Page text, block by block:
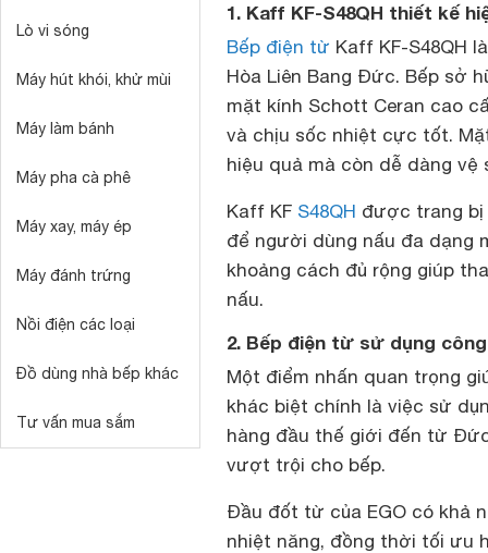
Lò vi sóng
Máy hút khói, khử mùi
Máy làm bánh
Máy pha cà phê
Máy xay, máy ép
Máy đánh trứng
Nồi điện các loại
Đồ dùng nhà bếp khác
Tư vấn mua sắm
1. Kaff KF-S48QH thiết kế
Bếp điện từ Kaff KF-S48QH
Hòa Liên Bang Đức. Bếp sở
mặt kính Schott Ceran cao
và chịu sốc nhiệt cực tốt.
hiệu quả mà còn dễ dàng vệ
Kaff KF S48QH được trang bị
để người dùng nấu đa dạng
khoảng cách đủ rộng giúp
nấu.
2. Bếp điện từ sử dụng
Một điểm nhấn quan trọng
khác biệt chính là việc sử
hàng đầu thế giới đến từ
vượt trội cho bếp.
Đầu đốt từ của EGO có khả
nhiệt năng, đồng thời tối ưu